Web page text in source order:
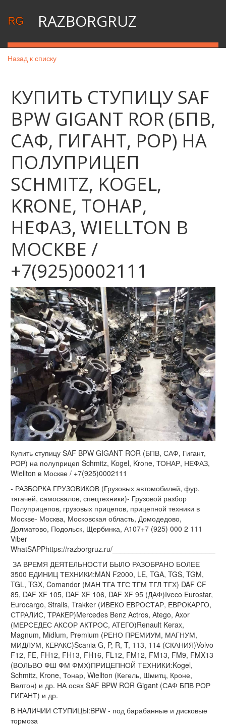
RAZBORGRUZ
Назад к списку
КУПИТЬ СТУПИЦУ SAF
BPW GIGANT ROR (БПВ,
САФ, ГИГАНТ, РОР) НА
ПОЛУПРИЦЕП
SCHMITZ, KOGEL,
KRONE, ТОНАР,
НЕФАЗ, WIELLTON В
МОСКВЕ /
+7(925)0002111
Купить ступицу SAF BPW GIGANT ROR (БПВ, САФ, Гигант,
РОР) на полуприцеп Schmitz, Kogel, Krone, ТОНАР, НЕФАЗ,
Wiellton в Москве / +7(925)0002111
- РАЗБОРКА ГРУЗОВИКОВ (Грузовых автомобилей, фур,
тягачей, самосвалов, спецтехники)- Грузовой разбор
Полуприцепов, грузовых прицепов, прицепной техники в
Москве- Москва, Московская область, Домодедово,
Долматово, Подольск, Щербинка, А107+7 (925) 000 2 111
Viber
WhatSAPPhttps://razborgruz.ru/
ЗА ВРЕМЯ ДЕЯТЕЛЬНОСТИ БЫЛО РАЗОБРАНО БОЛЕЕ
3500 ЕДИНИЦ ТЕХНИКИ:MAN F2000, LE, TGA, TGS, TGM,
TGL, TGX, Comandor (МАН ТГА ТГС ТГМ ТГЛ ТГХ) DAF CF
85, DAF XF 105, DAF XF 106, DAF XF 95 (ДАФ)Iveco Eurostar,
Eurocargo, Stralis, Trakker (ИВЕКО ЕВРОСТАР, ЕВРОКАРГО,
СТРАЛИС, ТРАКЕР)Mercedes Benz Actros, Atego, Axor
(МЕРСЕДЕС АКСОР АКТРОС, АТЕГО)Renault Kerax,
Magnum, Midlum, Premium (РЕНО ПРЕМИУМ, МАГНУМ,
МИДЛУМ, КЕРАКС)Scania G, P, R, T, 113, 114 (СКАНИЯ)Volvo
F12, FE, FH12, FH13, FH16, FL12, FM12, FM13, FM9, FMX13
(ВОЛЬВО ФШ ФМ ФМХ)ПРИЦЕПНОЙ ТЕХНИКИ:Kogel,
Schmitz, Krone, Тонар, Wiellton (Кегель, Шмитц, Кроне,
Велтон) и др. НА осях SAF BPW ROR Gigant (САФ БПВ РОР
ГИГАНТ) и др.
В НАЛИЧИИ СТУПИЦЫ:BPW - под барабанные и дисковые
тормоза